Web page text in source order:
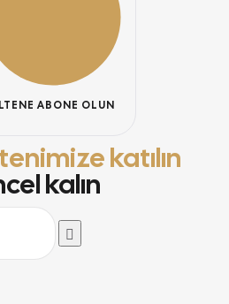
ABONE OLUN
katılın
kalın